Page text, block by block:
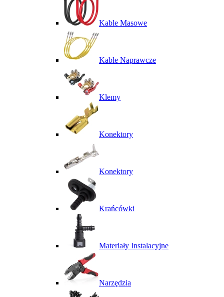
Kable Masowe
Kable Naprawcze
Klemy
Konektory
Konektory
Krańcówki
Materiały Instalacyjne
Narzędzia